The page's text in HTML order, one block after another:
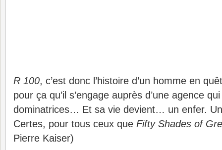
R 100, c’est donc l’histoire d’un homme en
pour ça qu’il s’engage auprès d’une agence
dominatrices… Et sa vie devient… un enfer.
Certes, pour tous ceux que Fifty Shades of
Pierre Kaiser)